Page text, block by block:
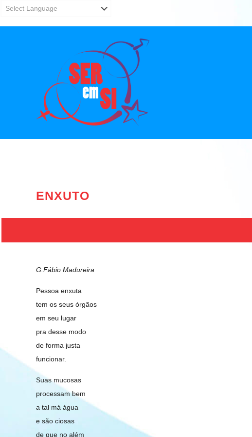
ENXUTO
G.Fábio Madureira
Pessoa enxuta
tem os seus órgãos
em seu lugar
pra desse modo
de forma justa
funcionar.
Suas mucosas
processam bem
a tal má água
e são ciosas
de que no além